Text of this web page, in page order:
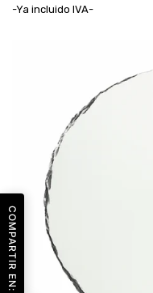
-Ya incluido IVA-
COMPARTIR EN: